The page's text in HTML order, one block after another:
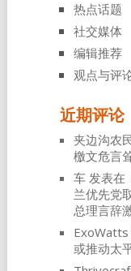
热点话题
社交媒体
编辑推荐
观点与评
近期评论
夹边沟农
檄文危言
车发表在
兰优先党
总理言辞
ExoWatts
或推动太